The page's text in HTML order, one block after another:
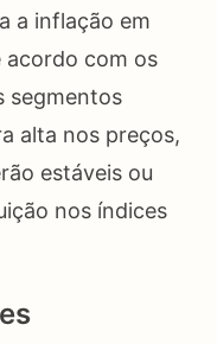
a inflação em
acordo com os
segmentos
alta nos preços,
estáveis ou
nos índices